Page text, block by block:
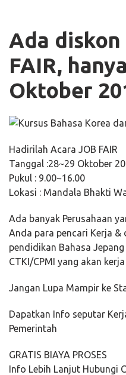
Ada
FAIR,
Oktober
Hadirilah Acara JOB FAIR
Tanggal :28~29 Oktober
Pukul : 9.00~16.00
Lokasi : Mandala Bhakti
Ada banyak Perusahaan
Anda para pencari Kerja
pendidikan Bahasa
CTKI/CPMI yang akan
Jangan Lupa Mampir ke
Dapatkan Info seputar
Pemerintah
GRATIS BIAYA PROSES
Info Lebih Lanjut Hubungi